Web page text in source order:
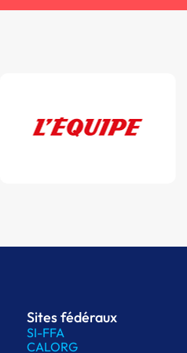
Sites fédéraux
SI-FFA
CALORG